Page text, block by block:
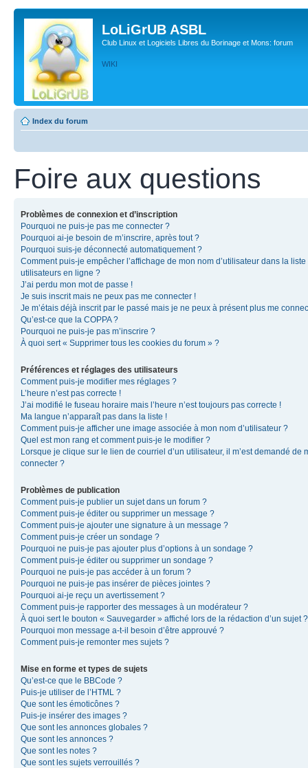
LoLiGrUB ASBL
Club Linux et Logiciels Libres du Borinage et Mons: forum
WIKI
Index du forum
Foire aux questions
Problèmes de connexion et d’inscription
Pourquoi ne puis-je pas me connecter ?
Pourquoi ai-je besoin de m’inscrire, après tout ?
Pourquoi suis-je déconnecté automatiquement ?
Comment puis-je empêcher l’affichage de mon nom d’utilisateur dans la liste
utilisateurs en ligne ?
J’ai perdu mon mot de passe !
Je suis inscrit mais ne peux pas me connecter !
Je m’étais déjà inscrit par le passé mais je ne peux à présent plus me
Qu’est-ce que la COPPA ?
Pourquoi ne puis-je pas m’inscrire ?
À quoi sert « Supprimer tous les cookies du forum » ?
Préférences et réglages des utilisateurs
Comment puis-je modifier mes réglages ?
L’heure n’est pas correcte !
J’ai modifié le fuseau horaire mais l’heure n’est toujours pas correcte !
Ma langue n’apparaît pas dans la liste !
Comment puis-je afficher une image associée à mon nom d’utilisateur ?
Quel est mon rang et comment puis-je le modifier ?
Lorsque je clique sur le lien de courriel d’un utilisateur, il m’est demandé de
connecter ?
Problèmes de publication
Comment puis-je publier un sujet dans un forum ?
Comment puis-je éditer ou supprimer un message ?
Comment puis-je ajouter une signature à un message ?
Comment puis-je créer un sondage ?
Pourquoi ne puis-je pas ajouter plus d’options à un sondage ?
Comment puis-je éditer ou supprimer un sondage ?
Pourquoi ne puis-je pas accéder à un forum ?
Pourquoi ne puis-je pas insérer de pièces jointes ?
Pourquoi ai-je reçu un avertissement ?
Comment puis-je rapporter des messages à un modérateur ?
À quoi sert le bouton « Sauvegarder » affiché lors de la rédaction d’un sujet ?
Pourquoi mon message a-t-il besoin d’être approuvé ?
Comment puis-je remonter mes sujets ?
Mise en forme et types de sujets
Qu’est-ce que le BBCode ?
Puis-je utiliser de l’HTML ?
Que sont les émoticônes ?
Puis-je insérer des images ?
Que sont les annonces globales ?
Que sont les annonces ?
Que sont les notes ?
Que sont les sujets verrouillés ?